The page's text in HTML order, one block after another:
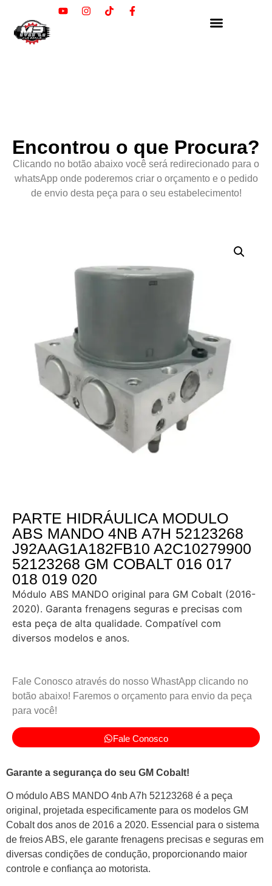
Encontrou o que Procura?
Clicando no botão abaixo você será redirecionado para o
whatsApp onde poderemos criar o orçamento e o pedido
de envio desta peça para o seu estabelecimento!
PARTE HIDRÁULICA MODULO
ABS MANDO 4NB A7H 52123268
J92AAG1A182FB10 A2C10279900
52123268 GM COBALT 016 017
018 019 020
Módulo ABS MANDO original para GM Cobalt (2016-
2020). Garanta frenagens seguras e precisas com
esta peça de alta qualidade. Compatível com
diversos modelos e anos.
Fale Conosco através do nosso WhastApp clicando no
botão abaixo! Faremos o orçamento para envio da peça
para você!
Fale Conosco
Garante a segurança do seu GM Cobalt!
O módulo ABS MANDO 4nb A7h 52123268 é a peça
original, projetada especificamente para os modelos GM
Cobalt dos anos de 2016 a 2020. Essencial para o sistema
de freios ABS, ele garante frenagens precisas e seguras em
diversas condições de condução, proporcionando maior
controle e confiança ao motorista.